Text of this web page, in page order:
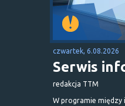
czwartek, 6.08.2026
Serwis
redakcja TTM
W programie między